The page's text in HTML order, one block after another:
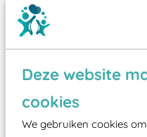
Deze website
cookies
We gebruiken cookies
zoals kunstgras,
Elk speeltoestel in
moet zijn van een
certificering,
Wij ook
ze toch binnen het